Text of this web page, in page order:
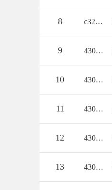
8 c32/2025-2332553
9 43060018112/2025-2312474
10 43060018112/2025-2300771
11 43060018112/2025-2275993
12 43060018112/2024-2253816
13 43060018112/2024-2248961